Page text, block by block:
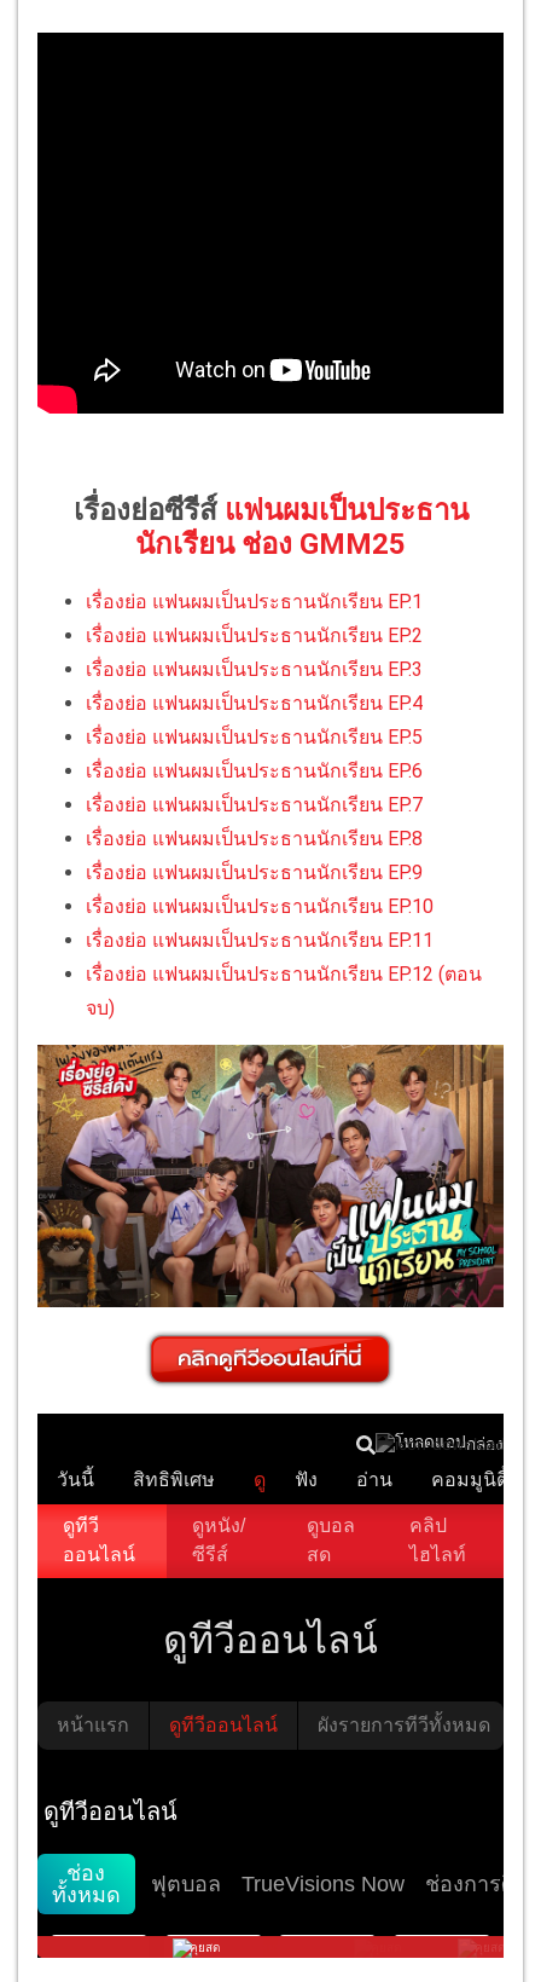
เรื่องย่อซีรีส์ แฟนผมเป็นประธาน
นักเรียน ช่อง GMM25
เรื่องย่อ แฟนผมเป็นประธานนักเรียน EP.1
เรื่องย่อ แฟนผมเป็นประธานนักเรียน EP.2
เรื่องย่อ แฟนผมเป็นประธานนักเรียน EP.3
เรื่องย่อ แฟนผมเป็นประธานนักเรียน EP.4
เรื่องย่อ แฟนผมเป็นประธานนักเรียน EP.5
เรื่องย่อ แฟนผมเป็นประธานนักเรียน EP.6
เรื่องย่อ แฟนผมเป็นประธานนักเรียน EP.7
เรื่องย่อ แฟนผมเป็นประธานนักเรียน EP.8
เรื่องย่อ แฟนผมเป็นประธานนักเรียน EP.9
เรื่องย่อ แฟนผมเป็นประธานนักเรียน EP.10
เรื่องย่อ แฟนผมเป็นประธานนักเรียน EP.11
เรื่องย่อ แฟนผมเป็นประธานนักเรียน EP.12 (ตอน
จบ)